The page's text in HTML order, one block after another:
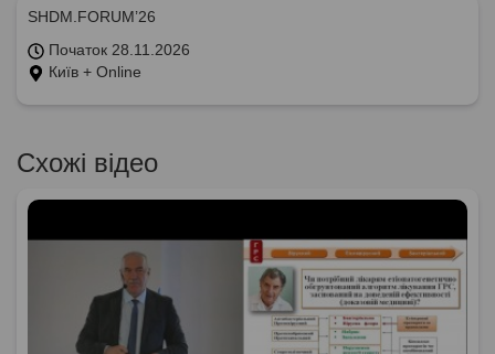
SHDM.FORUM’26
Початок 28.11.2026
Київ + Online
Схожі відео